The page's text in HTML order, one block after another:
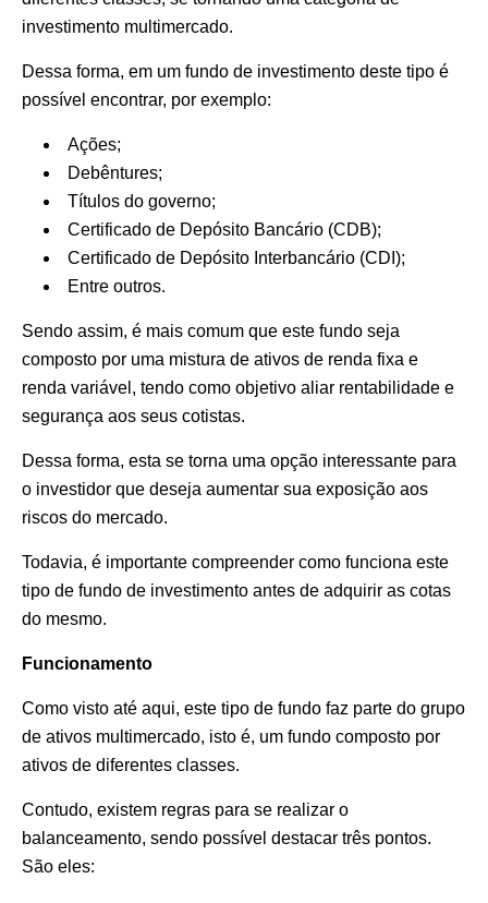
investimento multimercado.
Dessa forma, em um fundo de investimento deste tipo é
possível encontrar, por exemplo:
Ações;
Debêntures;
Títulos do governo;
Certificado de Depósito Bancário (CDB);
Certificado de Depósito Interbancário (CDI);
Entre outros.
Sendo assim, é mais comum que este fundo seja
composto por uma mistura de ativos de renda fixa e
renda variável, tendo como objetivo aliar rentabilidade e
segurança aos seus cotistas.
Dessa forma, esta se torna uma opção interessante para
o investidor que deseja aumentar sua exposição aos
riscos do mercado.
Todavia, é importante compreender como funciona este
tipo de fundo de investimento antes de adquirir as cotas
do mesmo.
Funcionamento
Como visto até aqui, este tipo de fundo faz parte do grupo
de ativos multimercado, isto é, um fundo composto por
ativos de diferentes classes.
Contudo, existem regras para se realizar o
balanceamento, sendo possível destacar três pontos.
São eles: